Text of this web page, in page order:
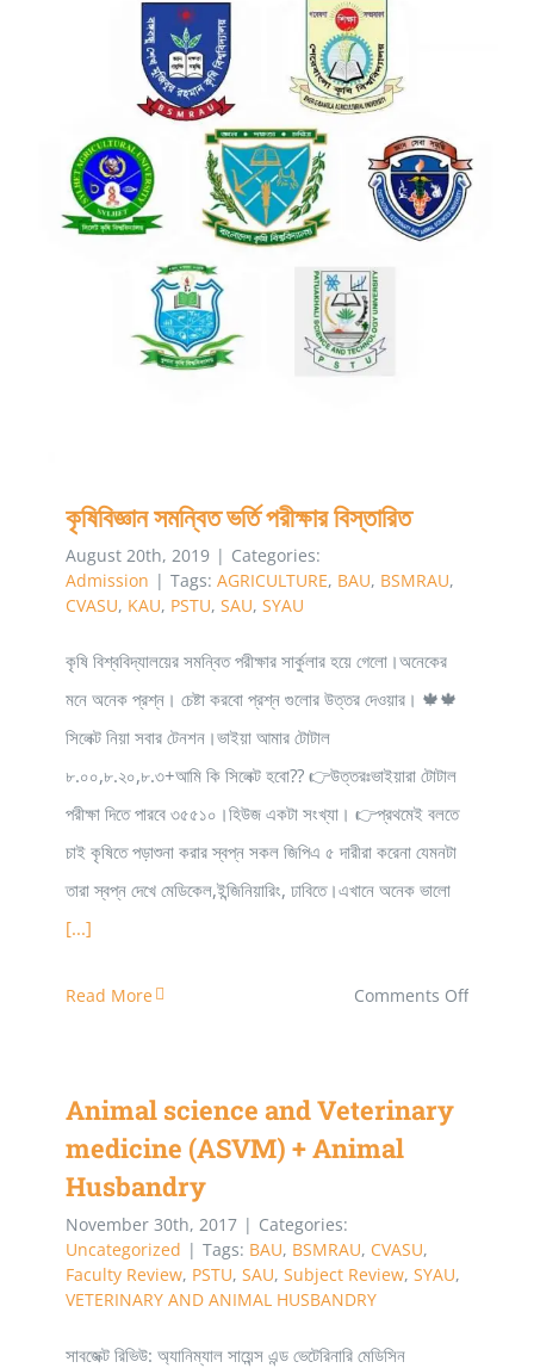
কৃষিবিজ্ঞান সমন্বিত ভর্তি পরীক্ষার বিস্তারিত
কৃষিবিজ্ঞান সমন্বিত ভর্তি পরীক্ষার বিস্তারিত
August 20th, 2019 | Categories:
Admission | Tags: AGRICULTURE, BAU, BSMRAU,
CVASU, KAU, PSTU, SAU, SYAU
কৃষি বিশ্ববিদ্যালয়ের সমন্বিত পরীক্ষার সার্কুলার হয়ে গেলো।অনেকের
মনে অনেক প্রশ্ন। চেষ্টা করবো প্রশ্ন গুলোর উত্তর দেওয়ার। 🍁🍁
সিলেক্ট নিয়া সবার টেনশন।ভাইয়া আমার টোটাল
৮.০০,৮.২০,৮.৩+আমি কি সিলেক্ট হবো?? 👉উত্তরঃভাইয়ারা টোটাল
পরীক্ষা দিতে পারবে ৩৫৫১০।হিউজ একটা সংখ্যা। 👉প্রথমেই বলতে
চাই কৃষিতে পড়াশুনা করার স্বপ্ন সকল জিপিএ ৫ দারীরা করেনা যেমনটা
তারা স্বপ্ন দেখে মেডিকেল,ইন্জিনিয়ারিং, ঢাবিতে।এখানে অনেক ভালো
[...]
Read More Comments Offon
Animal science and Veterinary
medicine (ASVM) + Animal
Husbandry
November 30th, 2017 | Categories:
Uncategorized | Tags: BAU, BSMRAU, CVASU,
Faculty Review, PSTU, SAU, Subject Review, SYAU,
VETERINARY AND ANIMAL HUSBANDRY
সাবজেক্ট রিভিউ: অ্যানিম্যাল সায়েন্স এন্ড ভেটেরিনারি মেডিসিন